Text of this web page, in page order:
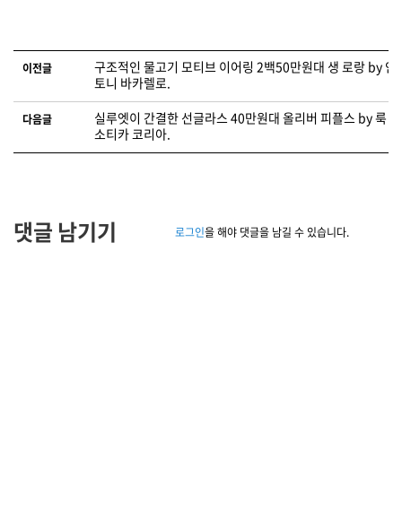
글 네비게이션
이전글
구조적인 물고기 모티브 이어링 2백50만원대 생 로랑 by 안
토니 바카렐로.
다음글
실루엣이 간결한 선글라스 40만원대 올리버 피플스 by 룩
소티카 코리아.
댓글 남기기 로그인을 해야 댓글을 남길 수 있습니다.